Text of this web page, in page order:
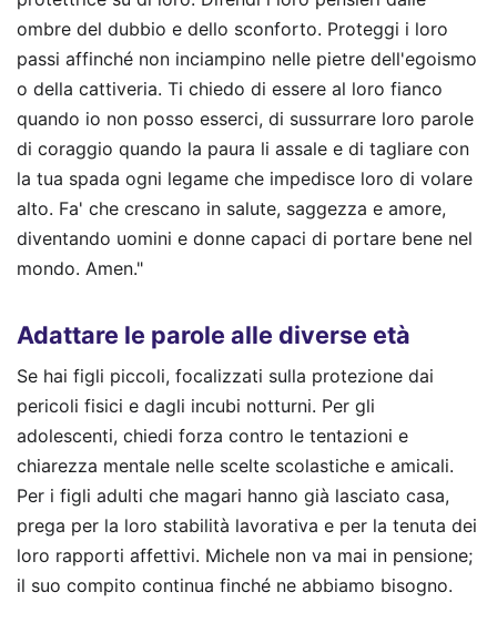
ombre del dubbio e dello sconforto. Proteggi i loro
passi affinché non inciampino nelle pietre dell'egoismo
o della cattiveria. Ti chiedo di essere al loro fianco
quando io non posso esserci, di sussurrare loro parole
di coraggio quando la paura li assale e di tagliare con
la tua spada ogni legame che impedisce loro di volare
alto. Fa' che crescano in salute, saggezza e amore,
diventando uomini e donne capaci di portare bene nel
mondo. Amen."
Adattare le parole alle diverse età
Se hai figli piccoli, focalizzati sulla protezione dai
pericoli fisici e dagli incubi notturni. Per gli
adolescenti, chiedi forza contro le tentazioni e
chiarezza mentale nelle scelte scolastiche e amicali.
Per i figli adulti che magari hanno già lasciato casa,
prega per la loro stabilità lavorativa e per la tenuta dei
loro rapporti affettivi. Michele non va mai in pensione;
il suo compito continua finché ne abbiamo bisogno.